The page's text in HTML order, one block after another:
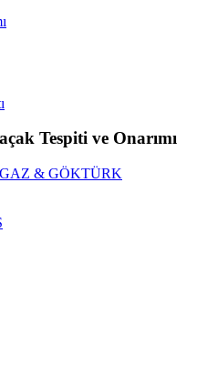
Tespiti ve Onarımı
& GÖKTÜRK